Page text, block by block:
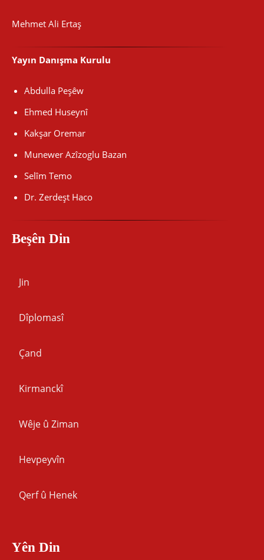
Mehmet Ali Ertaş
Yayın Danışma Kurulu
Abdulla Peşêw
Ehmed Huseynî
Kakşar Oremar
Munewer Azîzoglu Bazan
Selîm Temo
Dr. Zerdeşt Haco
Beşên Din
Jin
Dîplomasî
Çand
Kirmanckî
Wêje û Ziman
Hevpeyvîn
Qerf û Henek
Yên Din